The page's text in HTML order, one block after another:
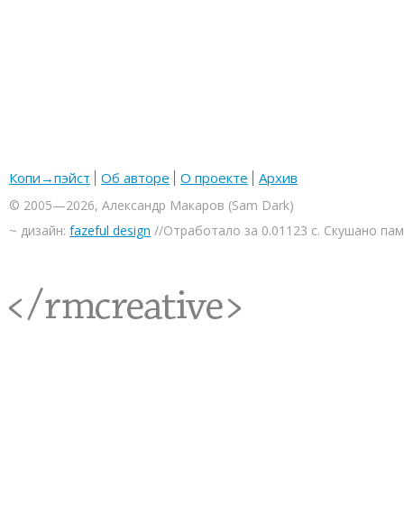
Копи→пэйст Об авторе О проекте Архив
© 2005—2026, Александр Макаров (Sam Dark)
~ дизайн: fazeful design //Отработало за 0.01123 с. Скушано
<rmcreative/>